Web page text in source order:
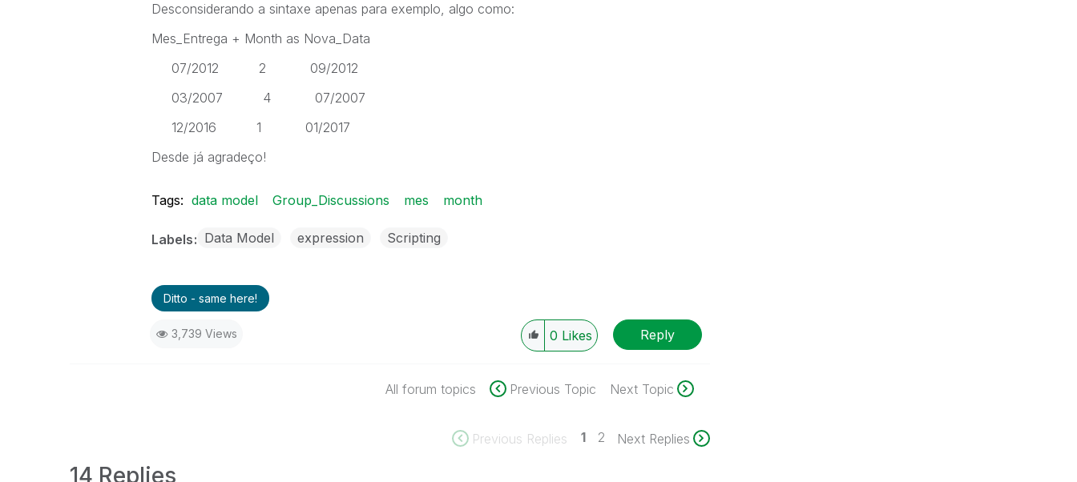
Desconsiderando a sintaxe apenas para exemplo, algo como:
Mes_Entrega + Month as Nova_Data
07/2012 2 09/2012
03/2007 4 07/2007
12/2016 1 01/2017
Desde já agradeço!
Tags: data model Group_Discussions mes month
Labels Data Model expression Scripting
Ditto - same here!
3,739 Views 0 Likes Reply
All forum topics Previous Topic Next Topic
Previous Replies 1 2 Next Replies
14 Replies